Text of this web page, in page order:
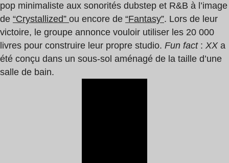
pop minimaliste aux sonorités dubstep et R&B à l’image
de “Crystallized” ou encore de “Fantasy”. Lors de leur
victoire, le groupe annonce vouloir utiliser les 20 000
livres pour construire leur propre studio. Fun fact: XXa
été conçu dans un sous-sol aménagé de la taille d’une
salle de bain.